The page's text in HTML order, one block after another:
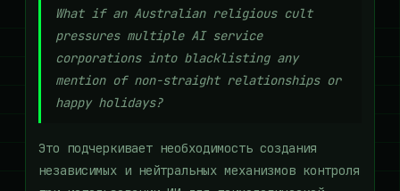
What if an Australian religious cult
pressures multiple AI service
corporations into blacklisting any
mention of non-straight relationships or
happy holidays?
Это подчеркивает необходимость создания
независимых и нейтральных механизмов контроля